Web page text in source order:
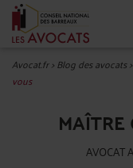
Avocat.fr>Blog des avocats>
vous
MAÎTRE
AVOCAT